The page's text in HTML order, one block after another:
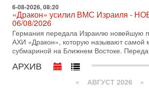
30-07-2026, 17:59
Иран доведет Трампа до крайних
оценка от военного обозревателя
Ситуация вокруг противостояния Ирана
с каждым днем. Почему Трамп в самый
отменил решение о нанесении тяжелых
30-07-2026, 16:54
Покупатель авиакомпании «Аркия»
запретить полеты по субботам!
6-08-2026, 08:20
«Дракон» усилил ВМС Израиля -
06/08/2026
Германия передала Израилю новейшую
АХИ «Дракон», которую называют самой
субмариной на Ближнем Востоке.
АРХИВ
« АВГУСТ 2026 »